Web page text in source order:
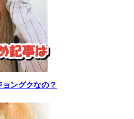
ングクなの？